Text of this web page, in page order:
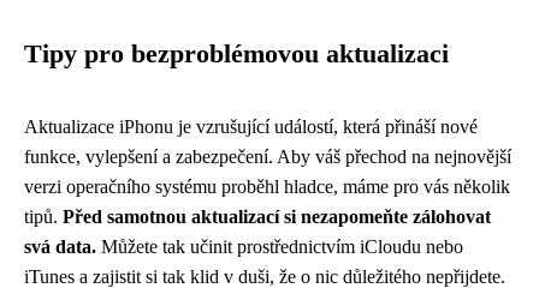
Tipy pro bezproblémovou aktualizaci
Aktualizace iPhonu je vzrušující událostí, která přináší nové
funkce, vylepšení a zabezpečení. Aby váš přechod na nejnovější
verzi operačního systému proběhl hladce, máme pro vás několik
tipů. Před samotnou aktualizací si nezapomeňte zálohovat
svá data. Můžete tak učinit prostřednictvím iCloudu nebo
iTunes a zajistit si tak klid v duši, že o nic důležitého nepřijdete.